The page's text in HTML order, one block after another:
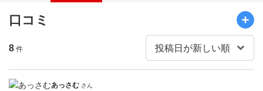
口コミ
8 件
あっさむ さん